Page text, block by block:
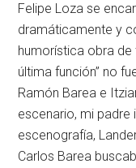
Felipe Loza se
dramáticamente y
humorística obra de
última función” no
Ramón Barea e
escenario, mi padre
escenografía,
Carlos Barea